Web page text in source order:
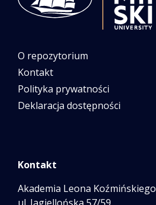
O repozytorium
Kontakt
Polityka prywatności
Deklaracja dostępności
Kontakt
Akademia Leona Koźmińskiego